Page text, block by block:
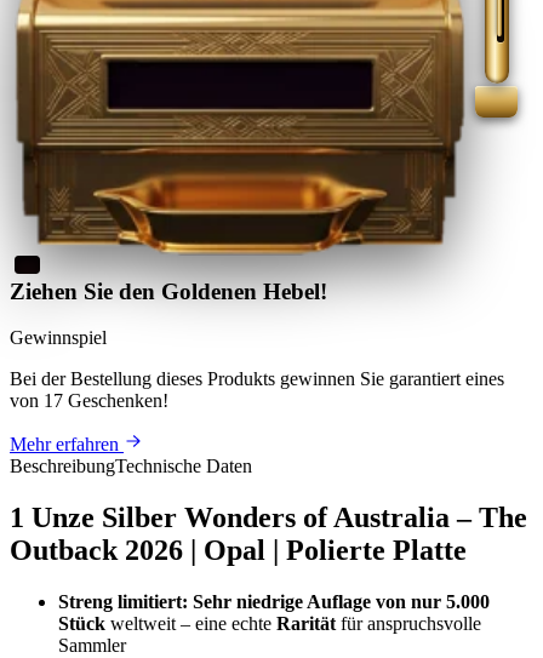
Ziehen Sie den Goldenen Hebel!
Gewinnspiel
Bei der Bestellung dieses Produkts gewinnen Sie garantiert eines
von 17 Geschenken!
Mehr erfahren
BeschreibungTechnische Daten
1 Unze Silber Wonders of Australia – The
Outback 2026 | Opal | Polierte Platte
Streng limitiert: Sehr niedrige Auflage von nur 5.000
Stück weltweit – eine echte Rarität für anspruchsvolle
Sammler